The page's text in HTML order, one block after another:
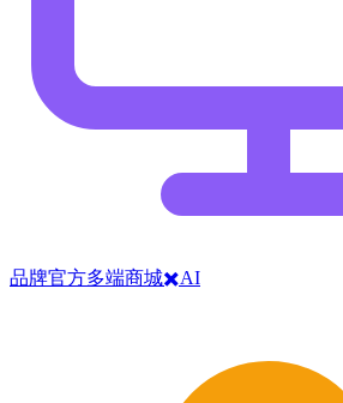
品牌官方多端商城✖️AI